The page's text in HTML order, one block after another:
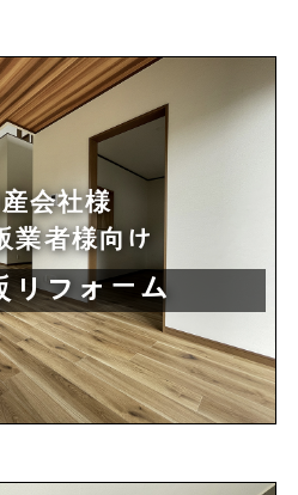
会社様
業者様向け
リフォーム